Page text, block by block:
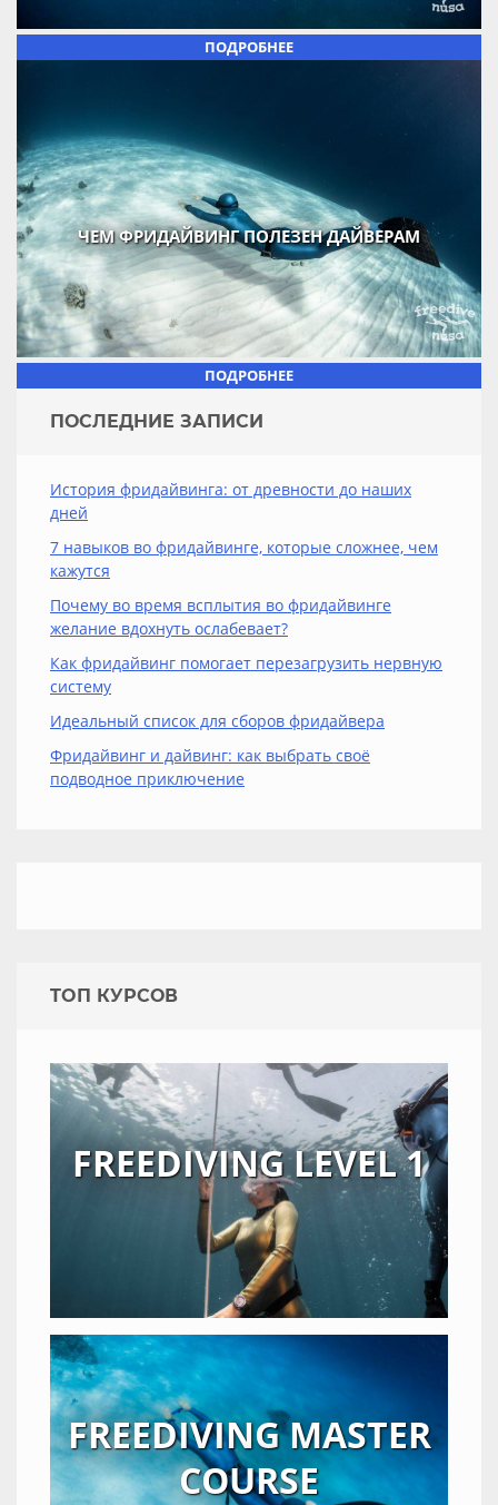
ПОДРОБНЕЕ
ЧЕМ ФРИДАЙВИНГ ПОЛЕЗЕН ДАЙВЕРАМ
ПОДРОБНЕЕ
ПОСЛЕДНИЕ ЗАПИСИ
История фридайвинга: от древности до наших
дней
7 навыков во фридайвинге, которые сложнее, чем
кажутся
Почему во время всплытия во фридайвинге
желание вдохнуть ослабевает?
Как фридайвинг помогает перезагрузить нервную
систему
Идеальный список для сборов фридайвера
Фридайвинг и дайвинг: как выбрать своё
подводное приключение
TOП КУРСОВ
FREEDIVING LEVEL 1
FREEDIVING MASTER
COURSE